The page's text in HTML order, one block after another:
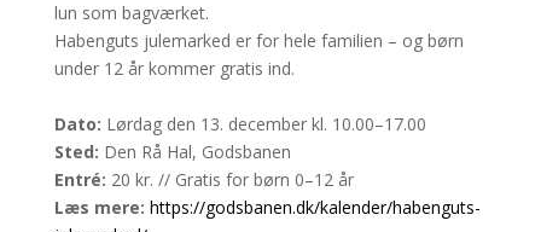
lun som bagværket.
Habenguts julemarked er for hele familien – og børn
under 12 år kommer gratis ind.
Dato: Lørdag den 13. december kl. 10.00–17.00
Sted: Den Rå Hal, Godsbanen
Entré: 20 kr. // Gratis for børn 0–12 år
Læs mere: https://godsbanen.dk/kalender/habenguts-